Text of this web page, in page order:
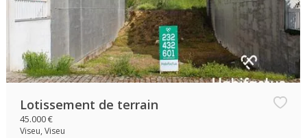
Lotissement de terrain
45.000 €
Viseu, Viseu